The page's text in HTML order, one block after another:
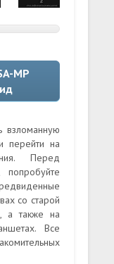
MP
взломанную
перейти на
Перед
попробуйте
со старой
а также на
Все